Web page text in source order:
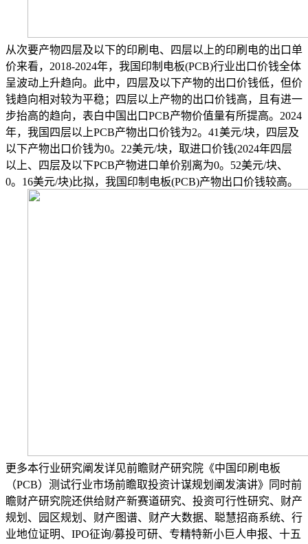
从次要产物四层及以下的印刷电、四层以上的印刷电的出口单
价来看，2018-2024年，我国印制电板(PCB)行业出口价钱全体
呈波动上升趋向。此中，四层及以下产物的出口价钱低，但价
钱趋向相对较为平稳；四层以上产物的出口价钱高，且有进一
步抬高的趋向，表白中国出口PCB产物价值量有所提高。2024
年，我国四层以上PCB产物出口价钱为2。41美元/块，四层及
以下产物出口价钱为0。22美元/块，取进口价钱(2024年四层
以上、四层及以下PCB产物进口单价别离为0。52美元/块、
0。16美元/块)比拟，我国印制电板(PCB)产物出口价钱较高。
更多本行业研究阐发详见前瞻财产研究院《中国印刷电板
（PCB）测试行业市场前瞻取投资计谋规划阐发演讲》同时前
瞻财产研究院还供给财产新赛道研究、投资可行性研究、财产
规划、园区规划、财产图谱、财产大数据、聪慧招商系统、行
业地位证明、IPO征询/募投可研、专精特新小巨人申报、十五